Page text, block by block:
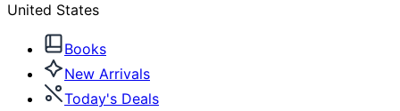
United States
Books
New Arrivals
Today's Deals